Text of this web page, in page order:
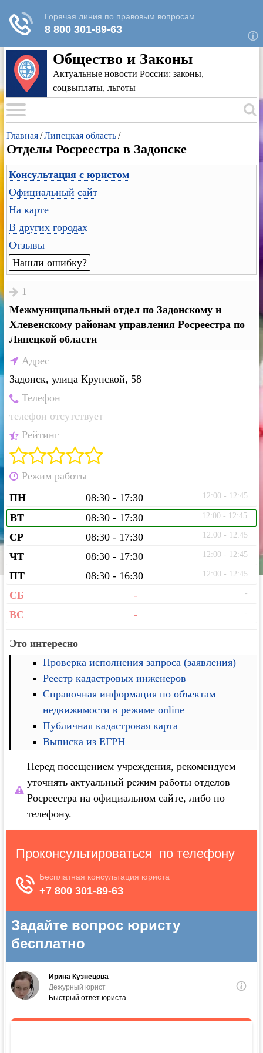
Общество и Законы
Актуальные новости России: законы,
соцвыплаты, льготы
Главная/Липецкая область/
Отделы Росреестра в Задонске
Консультация с юристом
Официальный сайт
На карте
В других городах
Отзывы
Нашли ошибку?
1
Межмуниципальный отдел по Задонскому и
Хлевенскому районам управления Росреестра по
Липецкой области
Адрес
Задонск, улица Крупской, 58
Телефон
телефон отсутствует
Рейтинг
Режим работы
ПН
08:30 - 17:30 12:00 - 12:45
ВТ 08:30 - 17:30 12:00 - 12:45
СР 08:30 - 17:30 12:00 - 12:45
ЧТ 08:30 - 17:30 12:00 - 12:45
ПТ 08:30 - 16:30 12:00 - 12:45
СБ - -
ВС - -
Это интересно
Проверка исполнения запроса (заявления)
Реестр кадастровых инженеров
Справочная информация по объектам
недвижимости в режиме online
Публичная кадастровая карта
Выписка из ЕГРН
Перед посещением учреждения, рекомендуем
уточнять актуальный режим работы отделов
Росреестра на официальном сайте, либо по
телефону.
Для любых предложений по сайту: rk-
reestr@cp9.ru